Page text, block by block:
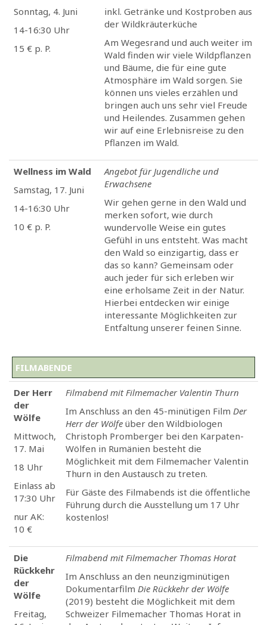
Sonntag, 4. Juni
14-16:30 Uhr
15 € p. P.
inkl. Getränke und Kostproben aus
der Wildkräuterküche
Am Wegesrand und auch weiter im
Wald finden wir viele Wildpflanzen
und Bäume, die für eine gute
Atmosphäre im Wald sorgen. Sie
können uns vieles erzählen und
bringen auch uns sehr viel Freude
und Heilendes. Zusammen gehen
wir auf eine Erlebnisreise zu den
Pflanzen im Wald.
Wellness im Wald
Samstag, 17. Juni
14-16:30 Uhr
10 € p. P.
Angebot für Jugendliche und
Erwachsene
Wir gehen gerne in den Wald und
merken sofort, wie durch
wundervolle Weise ein gutes
Gefühl in uns entsteht. Was macht
den Wald so einzigartig, dass er
das so kann? Gemeinsam oder
auch jeder für sich erleben wir
eine erholsame Zeit in der Natur.
Hierbei entdecken wir einige
interessante Möglichkeiten zur
Entfaltung unserer feinen Sinne.
FILMABENDE
Der Herr
der
Wölfe
Mittwoch,
17. Mai
18 Uhr
Einlass ab
17:30 Uhr
nur AK:
10 €
Filmabend mit Filmemacher Valentin Thurn
Im Anschluss an den 45-minütigen Film Der
Herr der Wölfe über den Wildbiologen
Christoph Promberger bei den Karpaten-
Wölfen in Rumänien besteht die
Möglichkeit mit dem Filmemacher Valentin
Thurn in den Austausch zu treten.
Für Gäste des Filmabends ist die öffentliche
Führung durch die Ausstellung um 17 Uhr
kostenlos!
Die
Rückkehr
der
Wölfe
Freitag,
Filmabend mit Filmemacher Thomas Horat
Im Anschluss an den neunzigminütigen
Dokumentarfilm Die Rückkehr der Wölfe
(2019) besteht die Möglichkeit mit dem
Schweizer Filmemacher Thomas Horat in